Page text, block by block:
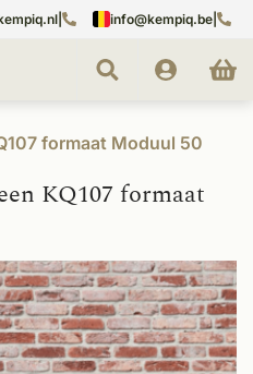
info@kempiq.be
formaat Moduul 50
KQ107 formaat